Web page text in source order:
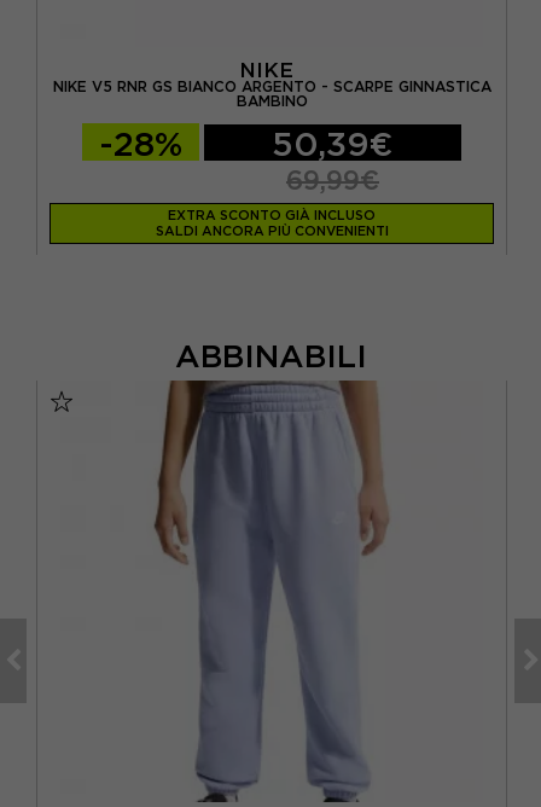
NIKE
NIKE V5 RNR GS BIANCO ARGENTO - SCARPE GINNASTICA
BAMBINO
-28% 50,39€
69,99€
EXTRA SCONTO GIÀ INCLUSO
SALDI ANCORA PIÙ CONVENIENTI
ABBINABILI